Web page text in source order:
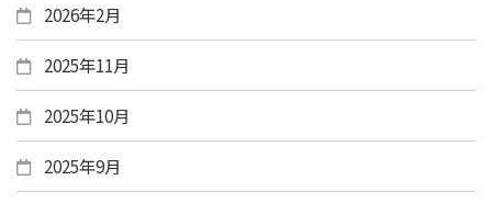
2026年2月
2025年11月
2025年10月
2025年9月